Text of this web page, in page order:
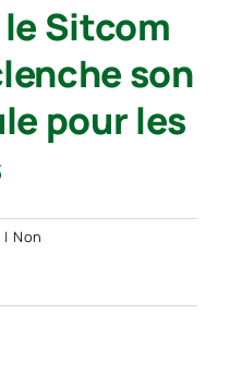
Sitcom
son
pour les
| Non
: